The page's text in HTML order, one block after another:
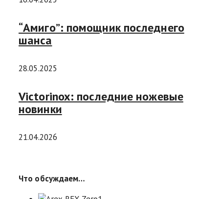
“Амиго”: помощник последнего
шанса
28.05.2025
Victorinox: последние ножевые
новинки
21.04.2026
Что обсуждаем…